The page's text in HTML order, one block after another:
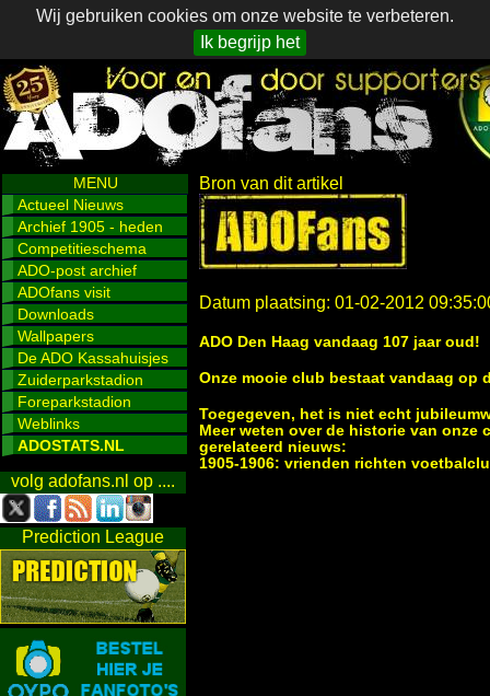
Wij gebruiken cookies om onze website te verbeteren.
Ik begrijp het
MENU
Actueel Nieuws
Archief 1905 - heden
Competitieschema
ADO-post archief
ADOfans visit
Downloads
Wallpapers
De ADO Kassahuisjes
Zuiderparkstadion
Foreparkstadion
Weblinks
ADOSTATS.NL
volg adofans.nl op ....
Prediction League
Bron van dit artikel
Datum plaatsing: 01-02-2012
ADO Den Haag vandaag 107 jaar oud!
Onze mooie club bestaat vandaag op
Toegegeven, het is niet echt
Meer weten over de historie van onze
gerelateerd nieuws:
1905-1906: vrienden richten